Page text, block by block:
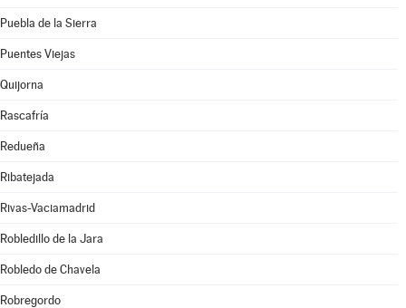
Puebla de la Sierra
Puentes Viejas
Quijorna
Rascafría
Redueña
Ribatejada
Rivas-Vaciamadrid
Robledillo de la Jara
Robledo de Chavela
Robregordo